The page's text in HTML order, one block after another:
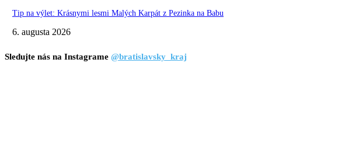
Tip na výlet: Krásnymi lesmi Malých Karpát z Pezinka na Babu
6. augusta 2026
Sledujte nás na Instagrame @bratislavsky_kraj